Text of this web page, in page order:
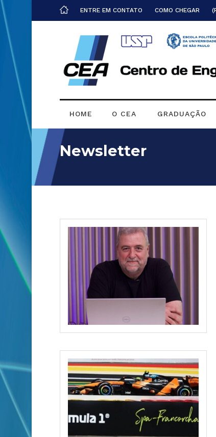
ENTRE EM CONTATO COMO CHEGAR
HOME O CEA GRADUAÇÃO
Newsletter